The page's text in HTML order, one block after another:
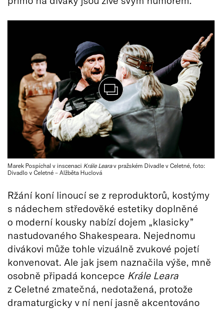
Marek Pospíchal v inscenaci Krále Learav pražském Divadle v Celetné, foto:
Divadlo v Celetné – Alžběta Huclová
Ržání koní linoucí se z reproduktorů, kostýmy
s nádechem středověké estetiky doplněné
o moderní kousky nabízí dojem „klasicky”
nastudovaného Shakespeara. Nejednomu
divákovi může tohle vizuálně zvukové pojetí
konvenovat. Ale jak jsem naznačila výše, mně
osobně připadá koncepce Krále Leara
z Celetné zmatečná, nedotažená, protože
dramaturgicky v ní není jasně akcentováno